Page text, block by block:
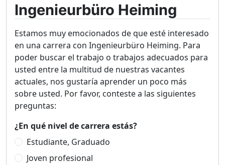
Ingenieurbüro Heiming
Estamos muy emocionados de que esté interesado
en una carrera con Ingenieurbüro Heiming. Para
poder buscar el trabajo o trabajos adecuados para
usted entre la multitud de nuestras vacantes
actuales, nos gustaría aprender un poco más
sobre usted. Por favor, conteste a las siguientes
preguntas:
¿En qué nivel de carrera estás?
Estudiante, Graduado
Joven profesional